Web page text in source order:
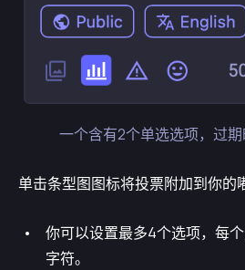
一个含有2个单选选项，过
单击条型图图标将投票附加到你的
你可以设置最多4个选项，每
字符。